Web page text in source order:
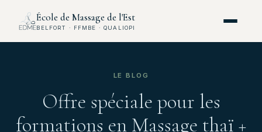
École de Massage de l'Est
BELFORT · FFMBE · QUALIOPI
LE BLOG
Offre spéciale pour les
formations en Massage thaï +